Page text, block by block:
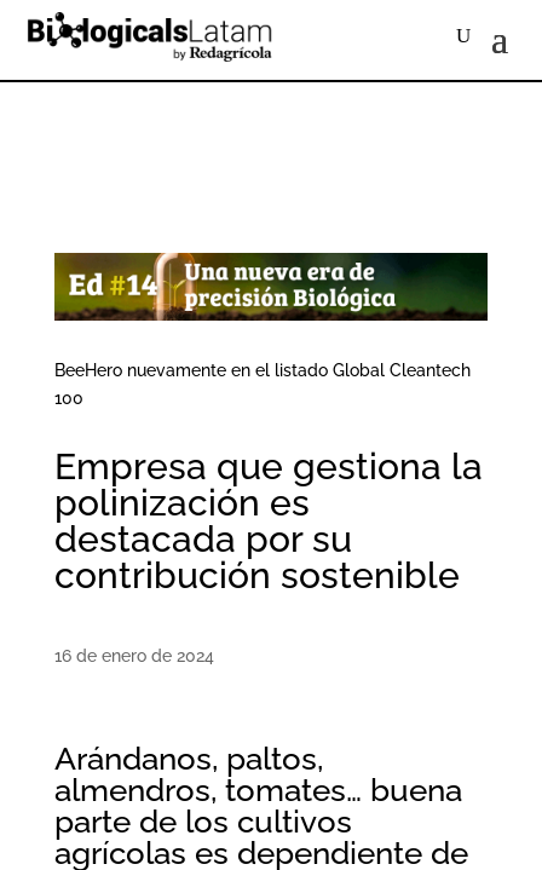
BeeHero nuevamente en el listado Global Cleantech
100
Empresa que gestiona la
polinización es
destacada por su
contribución sostenible
16 de enero de 2024
Arándanos, paltos,
almendros, tomates… buena
parte de los cultivos
agrícolas es dependiente de